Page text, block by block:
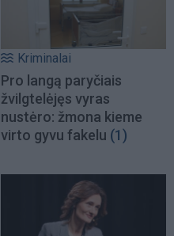
Kriminalai
Pro langą paryčiais
žvilgtelėjęs vyras
nustėro: žmona kieme
virto gyvu fakelu (1)